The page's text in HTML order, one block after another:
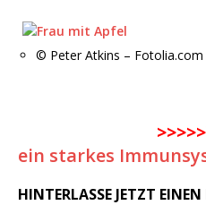
© Peter Atkins – Fotolia.com
>>>>>
ein starkes
HINTERLASSE JETZT